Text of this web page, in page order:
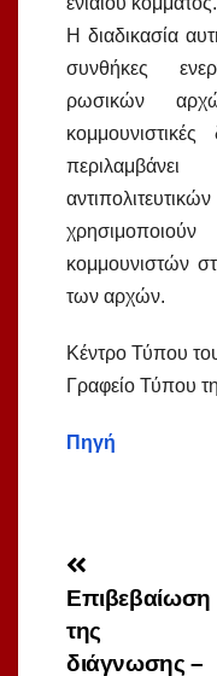
Η διαδικασία
συνθήκες
ρωσικών
κομμουνιστών
των αρχών.
Κέντρο Τύπου
Γραφείο Τύπου
Πηγή
άρθρων
Επιβεβαίωση
της
διάγνωσης –